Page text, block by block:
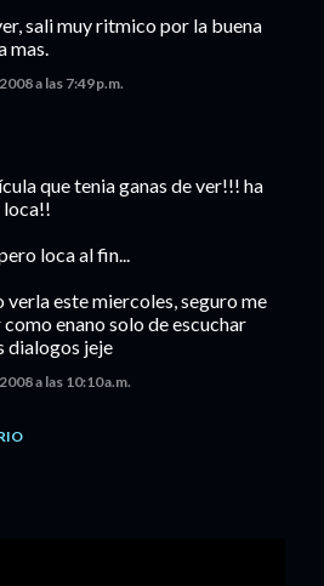
sali muy ritmico por la buena
mas.
a las 7:49 p.m.
que tenia ganas de ver!!! ha
loca!!
loca al fin...
verla este miercoles, seguro me
enano solo de escuchar
dialogos jeje
a las 10:10 a.m.